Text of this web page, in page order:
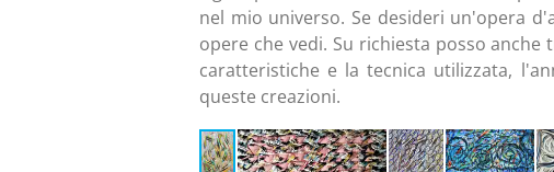
nel mio universo. Se desideri un'opera
opere che vedi. Su richiesta posso
caratteristiche e la tecnica utilizzata,
queste creazioni.